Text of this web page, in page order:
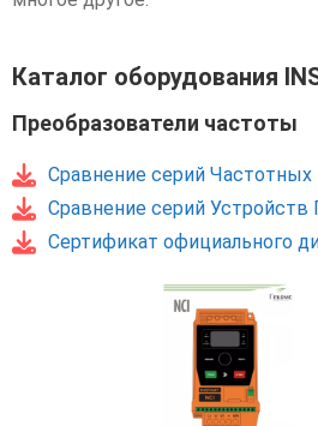
Каталог оборудования
Преобразователи частоты
Сравнение серий
Сравнение серий
Сертификат официального